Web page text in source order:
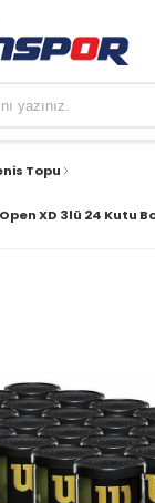
Topu
XD 3lü 24 Kutu